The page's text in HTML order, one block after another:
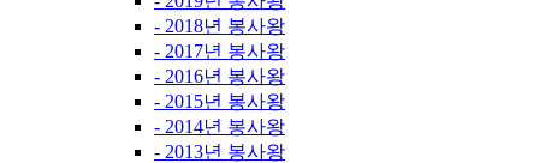
- 2018년 봉사왕
- 2017년 봉사왕
- 2016년 봉사왕
- 2015년 봉사왕
- 2014년 봉사왕
- 2013년 봉사왕